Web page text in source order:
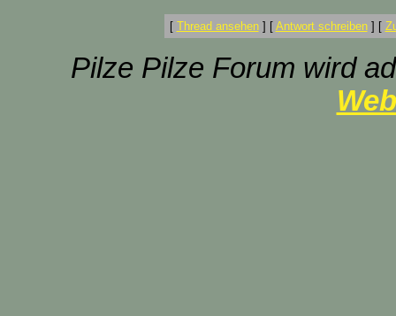
[ Thread ansehen] [ Antwort schreiben] [
Pilze Pilze Forum wird